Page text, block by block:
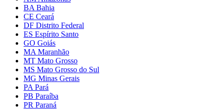
BA Bahia
CE Ceará
DF Distrito Federal
ES Espírito Santo
GO Goiás
MA Maranhão
MT Mato Grosso
MS Mato Grosso do Sul
MG Minas Gerais
PA Pará
PB Paraíba
PR Paraná